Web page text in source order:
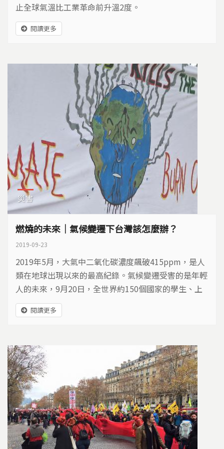
止全球氣溫比工業革命前升溫2度。
閱讀更多
災害
燃燒的未來｜氣候變遷下台灣該怎麼辦？
2019-09-23
2019年5月，大氣中二氧化碳濃度飆破415ppm，是人
類在地球出現以來的最高紀錄。氣候變遷受害的是年輕
人的未來，9月20日，全世界約150個國家的學生、上
班族，響應瑞典少女桑柏格的號召，發起罷工、罷課，
呼籲各國政府立即採取行動。台灣的碳排放在全世界排
候運動，政府、企業與民眾又該如何面對，積極減碳？
閱讀更多